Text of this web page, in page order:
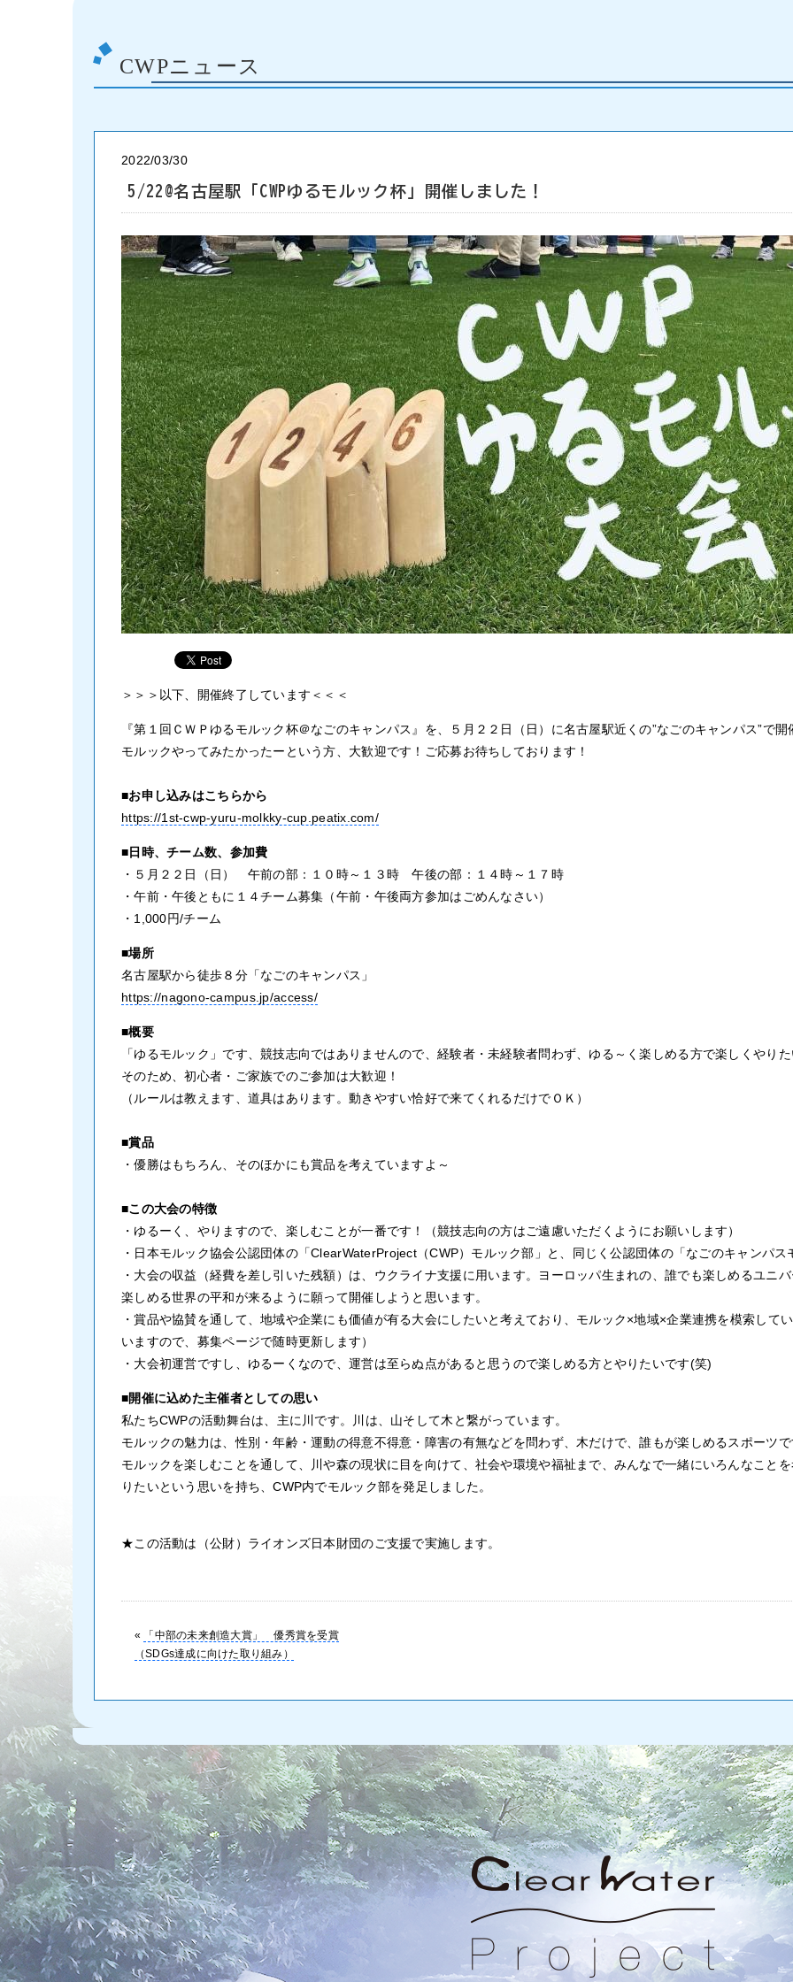
CWPニュース
2022/03/30
5/22@名古屋駅「CWPゆるモルック杯」開催しました！
＞＞＞以下、開催終了しています＜＜＜
『第１回ＣＷＰゆるモルック杯＠なごのキャンパス』を、５月２２日（日）に名古屋駅近くの”なごのキャンパス”で開
モルックやってみたかったーという方、大歓迎です！ご応募お待ちしております！
■お申し込みはこちらから
https://1st-cwp-yuru-molkky-cup.peatix.com/
■日時、チーム数、参加費
・５月２２日（日） 午前の部：１０時～１３時 午後の部：１４時～１７時
・午前・午後ともに１４チーム募集（午前・午後両方参加はごめんなさい）
・1,000円/チーム
■場所
名古屋駅から徒歩８分「なごのキャンパス」
https://nagono-campus.jp/access/
■概要
「ゆるモルック」です、競技志向ではありませんので、経験者・未経験者問わず、ゆる～く楽しめる方で楽しくやり
そのため、初心者・ご家族でのご参加は大歓迎！
（ルールは教えます、道具はあります。動きやすい恰好で来てくれるだけでＯＫ）
■賞品
・優勝はもちろん、そのほかにも賞品を考えていますよ～
■この大会の特徴
・ゆるーく、やりますので、楽しむことが一番です！（競技志向の方はご遠慮いただくようにお願いします）
・日本モルック協会公認団体の「ClearWaterProject（CWP）モルック部」と、同じく公認団体の「なごのキャンパ
・大会の収益（経費を差し引いた残額）は、ウクライナ支援に用います。ヨーロッパ生まれの、誰でも楽しめるユニ
楽しめる世界の平和が来るように願って開催しようと思います。
・賞品や協賛を通して、地域や企業にも価値が有る大会にしたいと考えており、モルック×地域×企業連携を模索して
いますので、募集ページで随時更新します）
・大会初運営ですし、ゆるーくなので、運営は至らぬ点があると思うので楽しめる方とやりたいです(笑)
■開催に込めた主催者としての思い
私たちCWPの活動舞台は、主に川です。川は、山そして木と繋がっています。
モルックの魅力は、性別・年齢・運動の得意不得意・障害の有無などを問わず、木だけで、誰もが楽しめるスポーツ
モルックを楽しむことを通して、川や森の現状に目を向けて、社会や環境や福祉まで、みんなで一緒にいろんなこと
りたいという思いを持ち、CWP内でモルック部を発足しました。
★この活動は（公財）ライオンズ日本財団のご支援で実施します。
«
「中部の未来創造大賞」 優秀賞を受賞
（SDGs達成に向けた取り組み）